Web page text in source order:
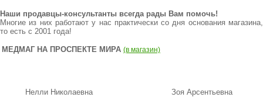
Наши продавцы-консультанты всегда рады Вам помочь!
Многие из них работают у нас практически со дня основания магазина,
то есть с 2001 года!
МЕДМАГ НА ПРОСПЕКТЕ МИРА (в магазин)
Нелли Николаевна Зоя Арсентьевна